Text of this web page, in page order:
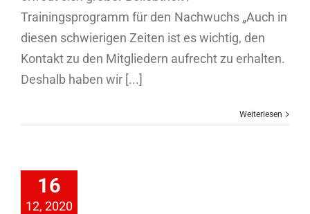
Trainingsprogramm für den Nachwuchs „Auch in
diesen schwierigen Zeiten ist es wichtig, den
Kontakt zu den Mitgliedern aufrecht zu erhalten.
Deshalb haben wir [...]
Weiterlesen
16
12, 2020